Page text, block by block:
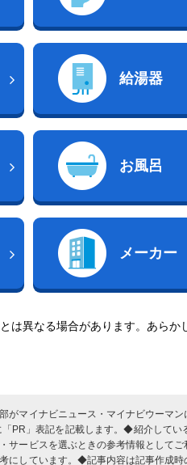
給湯器
お風呂
メーカー
異なる場合があります。あらか
がマイナビニュース・マイナビウーマ
PR」表記を記載します。◆紹介してい
サービスを選ぶときの参考情報として
にしています。◆記事内容は記事作成